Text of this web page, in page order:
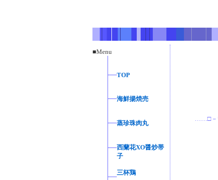
■Menu
TOP
海鮮揚焼売
蒸珍珠肉丸
西蘭花XO醤炒帯
子
三杯鶏
……□